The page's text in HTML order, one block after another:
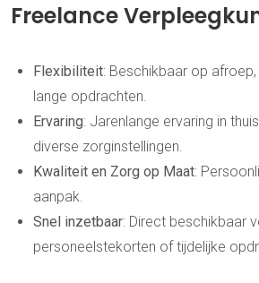
Freelance
Flexibiliteit: Beschikbaar op
lange opdrachten.
Ervaring: Jarenlange ervaring in
diverse zorginstellingen.
Kwaliteit en Zorg op Maat:
aanpak.
Snel inzetbaar: Direct beschikbaar
personeelstekorten of tijdelijke